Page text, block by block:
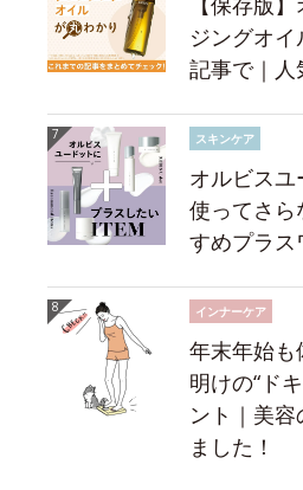
ジングオ
記事で｜人
スキンケア
オルビス
使ってさら
すめプラス
インナーケア
年末年始も
明けの“ド
ント｜美
ました！